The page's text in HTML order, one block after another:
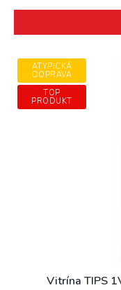
r
u
t
V
p
ATYPICKÁ
DOPRAVA
TOP
PRODUKT
Vitrína TIPS